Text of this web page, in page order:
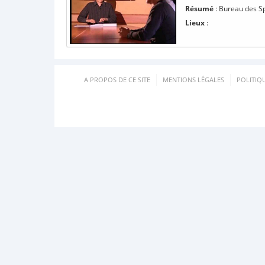
Résumé : Bureau des
Lieux :
A PROPOS DE CE SITE MENTIONS LÉGALES